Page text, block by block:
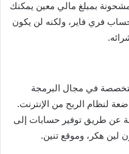
بمبلغ مالي معين يمكنك
فري فاير، ولكنه لن يكون
في مجال البرمجة
لنظام الربح من الإنترنت.
عن طريق توفير حسابات إلى
لين هكر، وموقع تنين.